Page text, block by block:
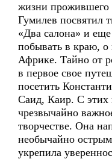
жизни прожившего
Гумилев посвятил
«Два салона» и
побывать в краю, о
Африке. Тайно от
в первое свое
посетить
Саид, Каир. С этих
чрезвычайно
творчестве. Она
необычайно
укрепила